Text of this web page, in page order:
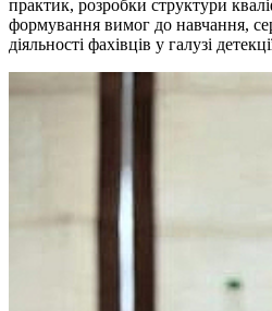
практик, розробки структури
формування вимог до навчання,
діяльності фахівців у галузі